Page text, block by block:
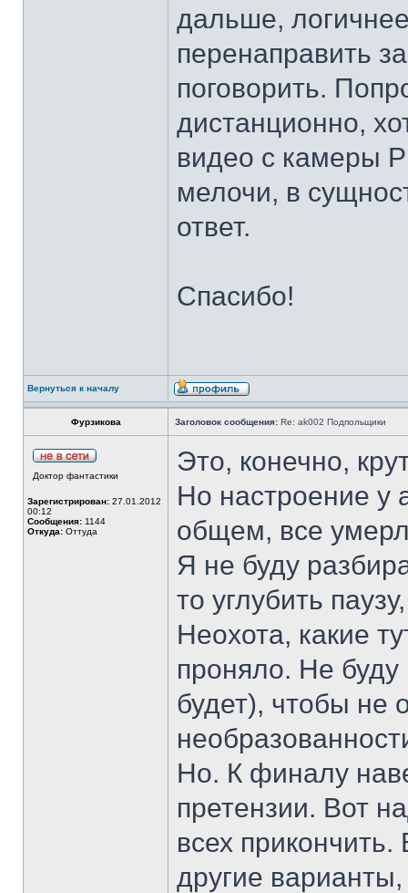
дальше,
перенаправить
поговорить.
дистанционно,
видео с камеры
мелочи, в
ответ.
Спасибо!
Вернуться к началу
Фурзикова Заголовок сообщения: Re: ak002 Подпольщики
Доктор фантастики
Зарегистрирован: 27.01.2012
00:12
Сообщения: 1144
Откуда: Оттуда
Это, конечно,
Но настроение у
общем, все
Я не буду
то углубить
Неохота, какие
проняло. Не
будет), чтобы не
Но. К финалу
претензии. Вот
всех
другие